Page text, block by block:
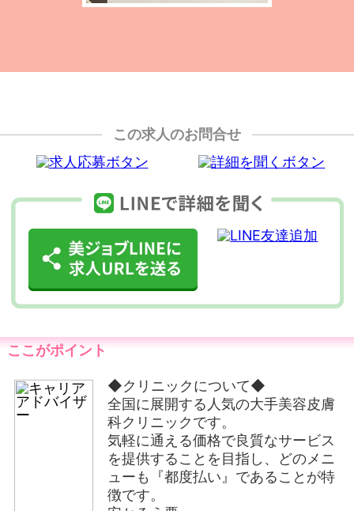
この求人のお問合せ
ここがポイント
◆クリニックについて◆
全国に展開する人気の大手美容皮膚
科クリニックです。
気軽に通える価格で良質なサービス
を提供することを目指し、どのメニ
ューも『都度払い』であることが特
徴です。